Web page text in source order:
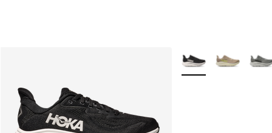
Plus de couleurs